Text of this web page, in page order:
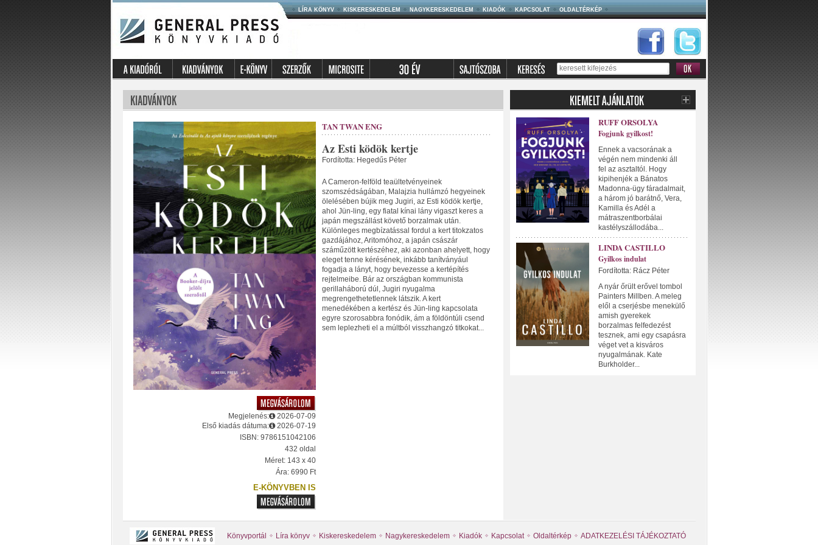
LÍRA KÖNYV KISKERESKEDELEM NAGYKERESKEDELEM KIADÓK KAPCSOLAT OLDALTÉRKÉP
Megjelenés:
2026-07-09
Első kiadás dátuma:
2026-07-19
ISBN: 9786151042106
432 oldal
Méret: 143 x 40
Ára: 6990 Ft
E-KÖNYVBEN IS
TAN TWAN ENG
Az Esti ködök kertje
Fordította: Hegedűs Péter
A Cameron-felföld teaültetvényeinek
szomszédságában, Malajzia hullámzó hegyeinek
ölelésében bújik meg Jugiri, az Esti ködök kertje,
ahol Jün-ling, egy fiatal kínai lány vigaszt keres a
japán megszállást követő borzalmak után.
Különleges megbízatással fordul a kert titokzatos
gazdájához, Aritomóhoz, a japán császár
száműzött kertészéhez, aki azonban ahelyett, hogy
eleget tenne kérésének, inkább tanítványául
fogadja a lányt, hogy bevezesse a kertépítés
rejtelmeibe. Bár az országban kommunista
gerillaháború dúl, Jugiri nyugalma
megrengethetetlennek látszik. A kert
menedékében a kertész és Jün-ling kapcsolata
egyre szorosabbra fonódik, ám a földöntúli csend
sem leplezheti el a múltból visszhangzó titkokat...
RUFF ORSOLYA
Fogjunk gyilkost!
Ennek a vacsorának a
végén nem mindenki áll
fel az asztaltól. Hogy
kipihenjék a Bánatos
Madonna-ügy fáradalmait,
a három jó barátnő, Vera,
Kamilla és Adél a
mátraszentborbálai
kastélyszállodába...
LINDA CASTILLO
Gyilkos indulat
Fordította: Rácz Péter
A nyár őrült erővel tombol
Painters Millben. A meleg
elől a cserjésbe menekülő
amish gyerekek
borzalmas felfedezést
tesznek, ami egy csapásra
véget vet a kisváros
nyugalmának. Kate
Burkholder...
Könyvportál Líra könyv Kiskereskedelem Nagykereskedelem Kiadók Kapcsolat Oldaltérkép ADATKEZELÉSI TÁJÉKOZTATÓ